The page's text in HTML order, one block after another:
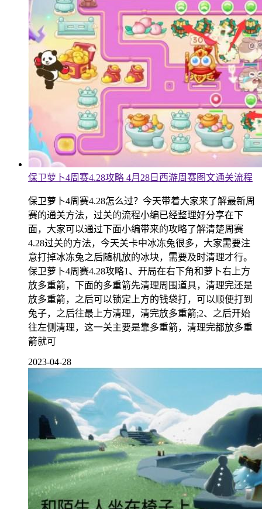
保卫萝卜4周赛4.28攻略 4月28日西游周赛图文通关流程
保卫萝卜4周赛4.28怎么过？今天带着大家来了解最新周
赛的通关方法，过关的流程小编已经整理好分享在下
面，大家可以通过下面小编带来的攻略了解清楚周赛
4.28过关的方法，今天关卡中冰冻兔很多，大家需要注
意打掉冰冻兔之后随机放的冰块，需要及时清理才行。
保卫萝卜4周赛4.28攻略1、开局在右下角和萝卜右上方
放多重箭，下面的多重箭先清理周围道具，清理完还是
放多重箭，之后可以锁定上方的钱袋打，可以顺便打到
兔子，之后往最上方清理，清完放多重箭;2、之后开始
往左侧清理，这一关主要是靠多重箭，清理完都放多重
箭就可
2023-04-28